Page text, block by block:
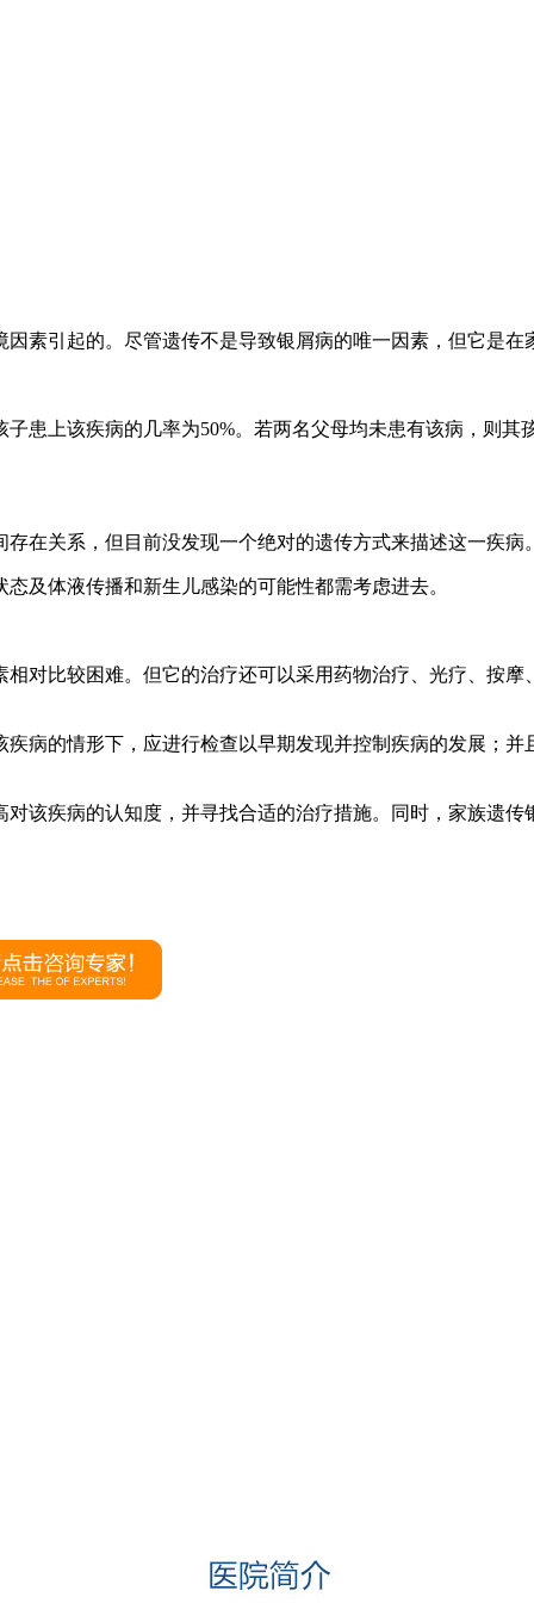
素引起的。尽管遗传不是导致银屑病的唯一因素，但它是在
患上该疾病的几率为50%。若两名父母均未患有该病，则
在关系，但目前没发现一个绝对的遗传方式来描述这一疾病
及体液传播和新生儿感染的可能性都需考虑进去。
对比较困难。但它的治疗还可以采用药物治疗、光疗、按
病的情形下，应进行检查以早期发现并控制疾病的发展；
该疾病的认知度，并寻找合适的治疗措施。同时，家族遗